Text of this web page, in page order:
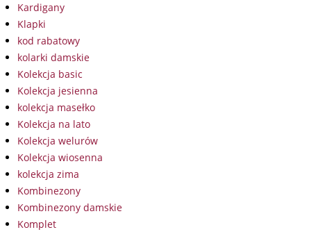
Kardigany
Klapki
kod rabatowy
kolarki damskie
Kolekcja basic
Kolekcja jesienna
kolekcja masełko
Kolekcja na lato
Kolekcja welurów
Kolekcja wiosenna
kolekcja zima
Kombinezony
Kombinezony damskie
Komplet